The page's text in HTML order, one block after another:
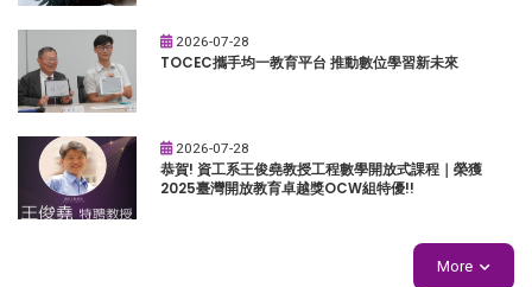
2026-07-28
TOCEC攜手均一教育平台 推動數位學習新未來
2026-07-28
恭賀! 資工系王俊堯教授工程數學開放式課程｜榮獲
2025臺灣開放教育卓越獎OCW組特優!!
More